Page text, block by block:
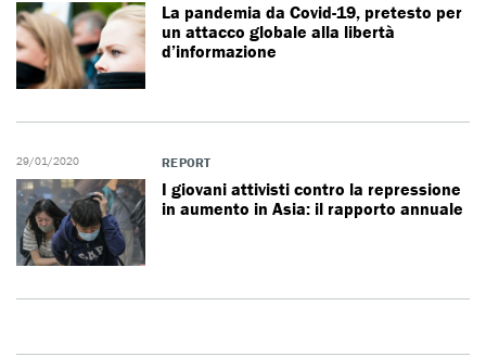
La pandemia da Covid-19, pretesto per
un attacco globale alla libertà
d’informazione
29/01/2020 REPORT
I giovani attivisti contro la repressione
in aumento in Asia: il rapporto annuale